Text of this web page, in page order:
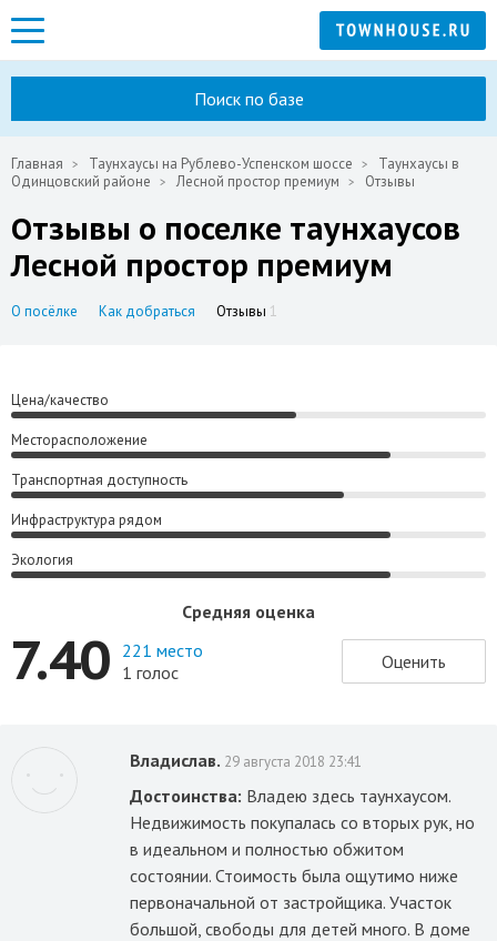
Поиск по базе
Главная Таунхаусы на Рублево-Успенском шоссе
Таунхаусы в
Одинцовский районе
Лесной простор премиум Отзывы
Отзывы о поселке таунхаусов
Лесной простор премиум
О посёлке Как добраться Отзывы 1
Цена/качество
Месторасположение
Транспортная доступность
Инфраструктура рядом
Экология
Средняя оценка
7.40 221 место
1 голос
Оценить
Владислав. 29 августа 2018 23:41
Достоинства: Владею здесь таунхаусом.
Недвижимость покупалась со вторых рук, но
в идеальном и полностью обжитом
состоянии. Стоимость была ощутимо ниже
первоначальной от застройщика. Участок
большой, свободы для детей много. В доме